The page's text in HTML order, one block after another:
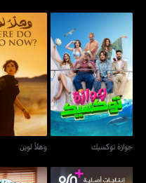
جوازة توكسيك
جوازة توكسيك
وهلأ
وهلأ لوين